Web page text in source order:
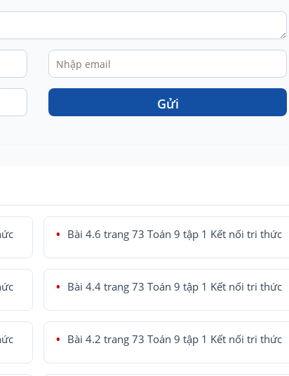
Gửi
Bài 4.6 trang 73 Toán 9 tập 1 Kết nối tri thức
Bài 4.4 trang 73 Toán 9 tập 1 Kết nối tri thức
Bài 4.2 trang 73 Toán 9 tập 1 Kết nối tri thức